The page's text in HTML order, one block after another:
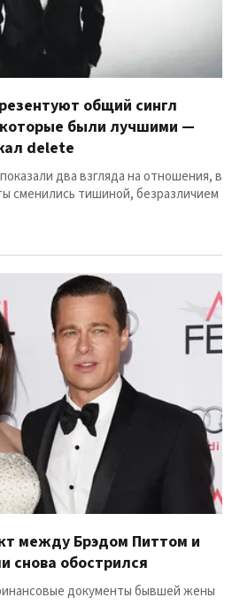
общий сингл
были лучшими —
delete
два взгляда на отношения, в
сменились тишиной, безразличием
между Брэдом Питтом и
обострился
документы бывшей жены